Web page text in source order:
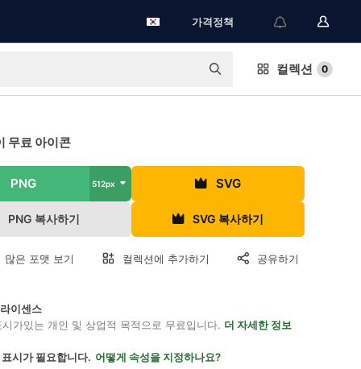
가격정책
컬렉션 0
무료 아이콘
PNG 512px SVG
PNG 복사하기 SVG 복사하기
많은 포맷 보기 컬렉션에 추가하기 공유하기
이센스
가있는 개인 및 상업적 목적으로 무료입니다. 더 자세한 정보
시가 필요합니다. 어떻게 속성을 지정하나요?